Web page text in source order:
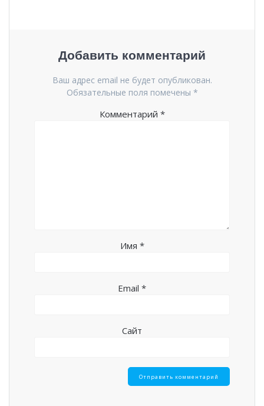
Добавить комментарий
Ваш адрес email не будет опубликован.
Обязательные поля помечены *
Комментарий *
Имя *
Email *
Сайт